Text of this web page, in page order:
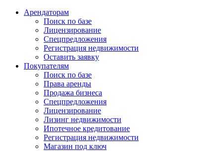
Арендаторам
Поиск по базе
Лицензирование
Спецпредложения
Регистрация недвижимости
Оставить заявку
Покупателям
Поиск по базе
Права аренды
Продажа бизнеса
Спецпредложения
Лицензирование
Лизинг недвижимости
Ипотечное кредитование
Регистрация недвижимости
Магазин под ключ